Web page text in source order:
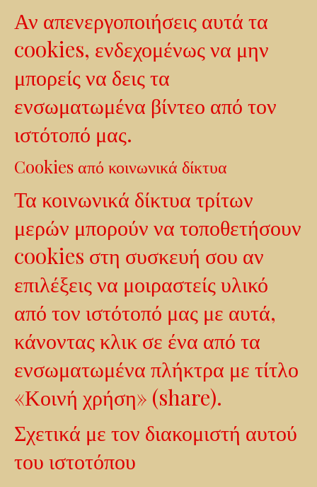
Αν απενεργοποιήσεις αυτά τα
cookies, ενδεχομένως να μην
μπορείς να δεις τα
ενσωματωμένα βίντεο από τον
ιστότοπό μας.
Cookies από κοινωνικά δίκτυα
Τα κοινωνικά δίκτυα τρίτων
μερών μπορούν να τοποθετήσουν
cookies στη συσκευή σου αν
επιλέξεις να μοιραστείς υλικό
από τον ιστότοπό μας με αυτά,
κάνοντας κλικ σε ένα από τα
ενσωματωμένα πλήκτρα με τίτλο
«Κοινή χρήση» (share).
Σχετικά με τον διακομιστή αυτού
του ιστοτόπου